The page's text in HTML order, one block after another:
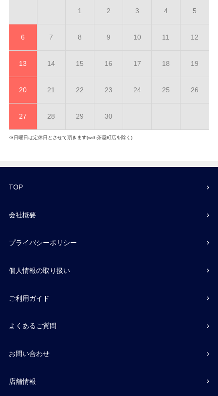
1 2 3 4 5
6 7 8 9 10 11 12
13 14 15 16 17 18 19
20 21 22 23 24 25 26
27 28 29 30
※日曜日は定休日とさせて頂きます(with茶屋町店を除く)
TOP
会社概要
プライバシーポリシー
個人情報の取り扱い
ご利用ガイド
よくあるご質問
お問い合わせ
店舗情報